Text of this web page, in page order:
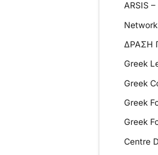
ARSIS
ΔΡΑΣΗ
Greek
Greek
Greek
Greek
Centre